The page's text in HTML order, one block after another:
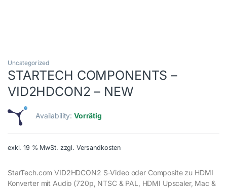
Uncategorized
STARTECH COMPONENTS –
VID2HDCON2 – NEW
Availability:Vorrätig
exkl. 19 % MwSt. zzgl. Versandkosten
StarTech.com VID2HDCON2 S-Video oder Composite zu HDMI
Konverter mit Audio (720p, NTSC & PAL, HDMI Upscaler, Mac &